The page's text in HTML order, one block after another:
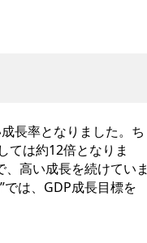
長率となりました。ち
ては約12倍となりま
高い成長を続けていま
は、GDP成長目標を